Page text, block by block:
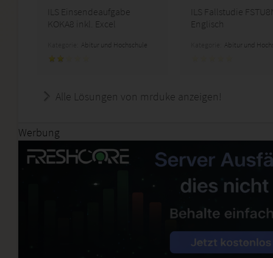
ILS Einsendeaufgabe
KOKA8 inkl. Excel
Abitur und Hochschule
ILS Fallstudie
Englisch
Abitur und
Alle Lösungen von mrduke anzeigen!
Werbung